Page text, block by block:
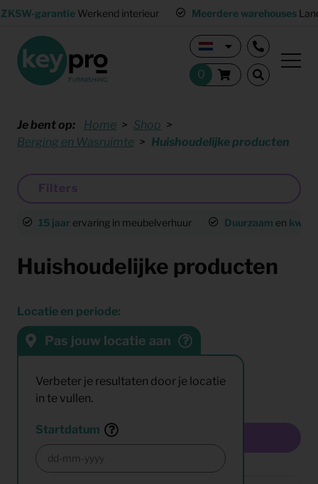
garantieWerkend interieur Meerdere warehouses
Je bent op: Home
Shop
Berging en Wasruimte
Huishoudelijke producten
Filters
15 jaar ervaring in meubelverhuur Duurzaam en
Huishoudelijke producten
Locatie en periode:
Pas jouw locatie aan
Verbeter je resultaten door je locatie
in te vullen.
Startdatum